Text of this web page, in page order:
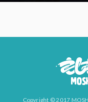
Copyright © 2017